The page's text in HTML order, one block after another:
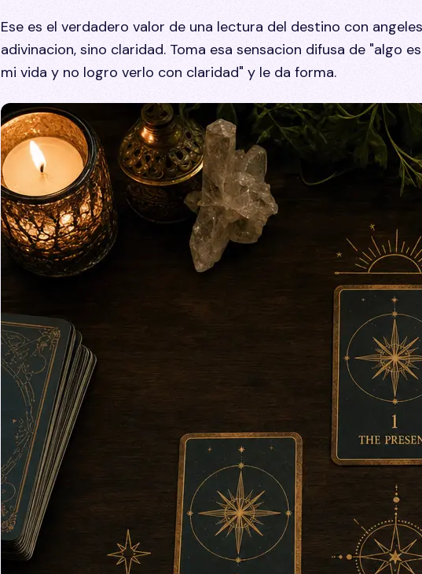
Ese es el verdadero valor de una lectura del destino con
adivinacion, sino claridad. Toma esa sensacion difusa de "algo
mi vida y no logro verlo con claridad" y le da forma.